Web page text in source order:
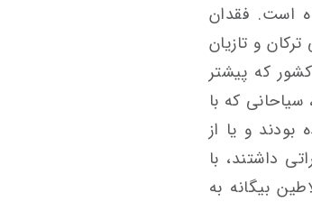
است. فقدان
و تازیان
که پیشتر
که با
بودند و یا از
داشتند، با
بیگانه به